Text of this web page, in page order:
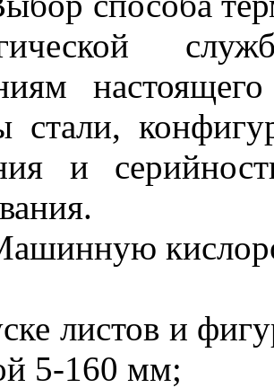
стали,
и
листов и
5-160 мм;